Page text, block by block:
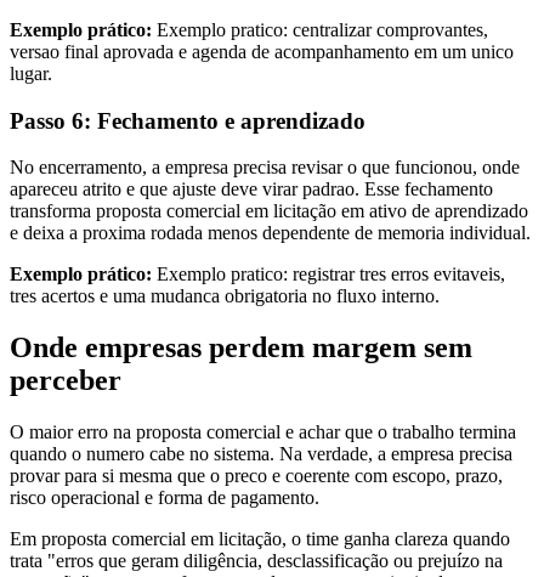
Exemplo prático: Exemplo pratico: centralizar comprovantes,
versao final aprovada e agenda de acompanhamento em um unico
lugar.
Passo 6: Fechamento e aprendizado
No encerramento, a empresa precisa revisar o que funcionou, onde
apareceu atrito e que ajuste deve virar padrao. Esse fechamento
transforma proposta comercial em licitação em ativo de aprendizado
e deixa a proxima rodada menos dependente de memoria individual.
Exemplo prático: Exemplo pratico: registrar tres erros evitaveis,
tres acertos e uma mudanca obrigatoria no fluxo interno.
Onde empresas perdem margem sem
perceber
O maior erro na proposta comercial e achar que o trabalho termina
quando o numero cabe no sistema. Na verdade, a empresa precisa
provar para si mesma que o preco e coerente com escopo, prazo,
risco operacional e forma de pagamento.
Em proposta comercial em licitação, o time ganha clareza quando
trata "erros que geram diligência, desclassificação ou prejuízo na